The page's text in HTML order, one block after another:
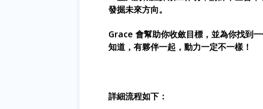
發掘未來方向。
Grace 會幫助你收斂目標，並為你找到
知道，有夥伴一起，動力一定不一樣！
詳細流程如下：